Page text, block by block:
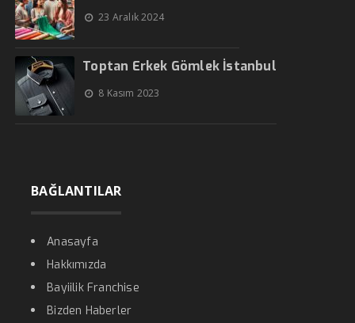
23 Aralık 2024
Toptan Erkek Gömlek İstanbul
8 Kasım 2023
BAĞLANTILAR
Anasayfa
Hakkımızda
Bayiilik Franchise
Bizden Haberler